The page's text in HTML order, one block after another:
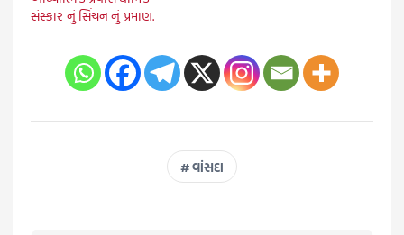
સંસ્કાર નું સિંચન નું પ્રમાણ.
વાંસદા